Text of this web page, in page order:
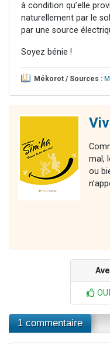
à condition qu’elle
naturellement par le
par une source
Soyez bénie !
Mékorot / Sources :
mal,
ou
OUI
1 commentaire